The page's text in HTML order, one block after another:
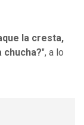
la cresta,
chucha?", a lo